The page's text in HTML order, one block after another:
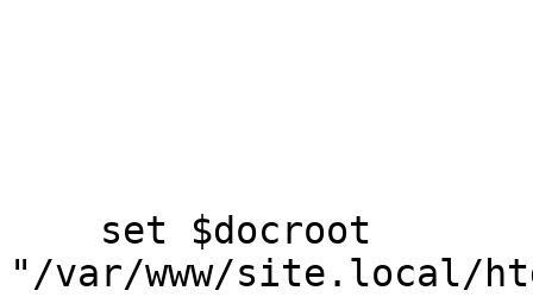
"/var/www/site.local/